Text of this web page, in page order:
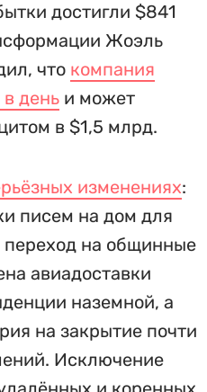
достигли $841
Жоэль
что компания
день и может
в $1,5 млрд.
изменениях:
писем на дом для
на общинные
авиадоставки
наземной, а
на закрытие почти
Исключение